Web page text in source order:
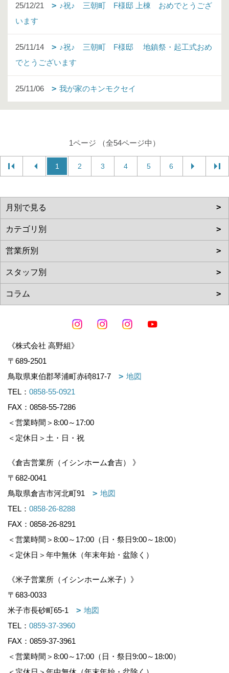
25/12/21
♪祝♪ 三朝町 F様邸 上棟 おめでとうござ
います
25/11/14
♪祝♪ 三朝町 F様邸 地鎮祭・起工式おめ
でとうございます
25/11/06 我が家のキンモクセイ
1ページ （全54ページ中）
1 2 3 4 5 6
《株式会社 高野組》
〒689-2501
鳥取県東伯郡琴浦町赤碕817-7
地図
TEL： 0858-55-0921
FAX：0858-55-7286
＜営業時間＞8:00～17:00
＜定休日＞土・日・祝
《倉吉営業所（イシンホーム倉吉） 》
〒682-0041
鳥取県倉吉市河北町91
地図
TEL： 0858-26-8288
FAX：0858-26-8291
＜営業時間＞8:00～17:00（日・祭日9:00～18:00）
＜定休日＞年中無休（年末年始・盆除く）
《米子営業所（イシンホーム米子）》
〒683-0033
米子市長砂町65-1
地図
TEL： 0859-37-3960
FAX：0859-37-3961
＜営業時間＞8:00～17:00（日・祭日9:00～18:00）